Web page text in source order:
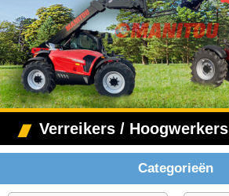
Verreikers / Hoogwerkers
Categorieën